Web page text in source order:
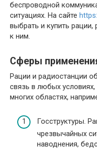
беспроводной
ситуациях. На сайте
выбрать и купить
к ним.
Сферы
Рации и радиостанции
связь в любых
многих областях,
Госструктуры.
чрезвычайных
наводнения,